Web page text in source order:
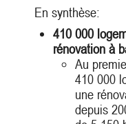
En synthèse:
410 000
rénovation à
Au
410 000
une
depuis